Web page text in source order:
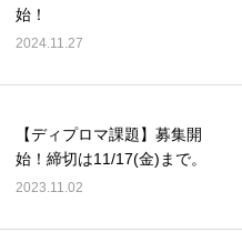
始！
2024.11.27
【ディプロマ課題】募集開
始！締切は11/17(金)まで。
2023.11.02